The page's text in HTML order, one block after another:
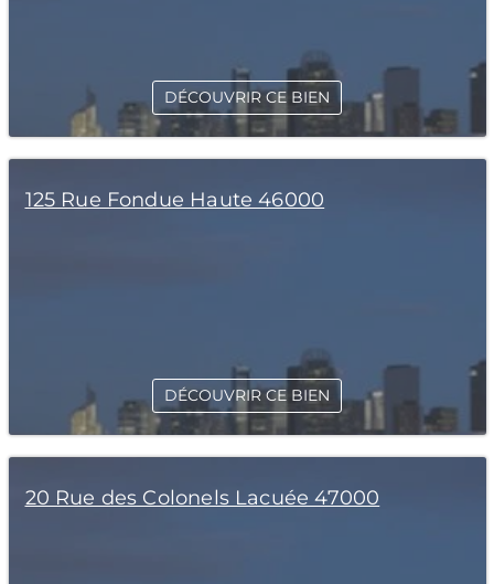
DÉCOUVRIR CE BIEN
125 Rue Fondue Haute 46000
DÉCOUVRIR CE BIEN
20 Rue des Colonels Lacuée 47000